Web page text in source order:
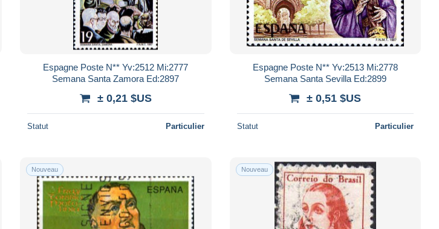
Espagne Poste N** Yv:2512 Mi:2777
Semana Santa Zamora Ed:2897
± 0,21 $US
Statut Particulier
Espagne Poste N** Yv:2513 Mi:2778
Semana Santa Sevilla Ed:2899
± 0,51 $US
Statut Particulier
Nouveau Nouveau